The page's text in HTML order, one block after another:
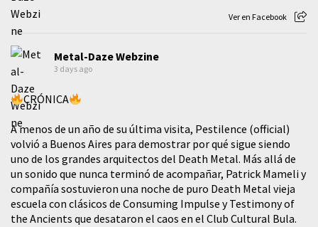
Ver en Facebook
Metal-Daze Webzine
3 days ago
CRÓNICA
A menos de un año de su última visita, Pestilence (official)
volvió a Buenos Aires para demostrar por qué sigue siendo
uno de los grandes arquitectos del Death Metal. Más allá de
un sonido que nunca terminó de acompañar, Patrick Mameli y
compañía sostuvieron una noche de puro Death Metal vieja
escuela con clásicos de Consuming Impulse y Testimony of
the Ancients que desataron el caos en el Club Cultural Bula.